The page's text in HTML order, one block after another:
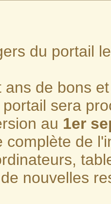
du portail
ans de bons
sera
au 1er
complète de
nouvelles